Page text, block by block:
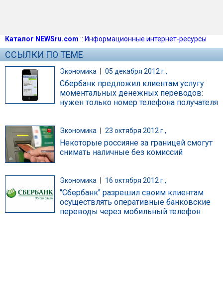
Каталог NEWSru.com :: Информационные интернет-ресурсы
ССЫЛКИ ПО ТЕМЕ
Экономика | 05 декабря 2012 г.,
Сбербанк предложил клиентам услугу
моментальных денежных переводов:
нужен только номер телефона получателя
Экономика 23 октября 2012 г.,
Некоторые россияне за границей смогут
снимать наличные без комиссий
Экономика 16 октября 2012 г.,
"Сбербанк" разрешил своим клиентам
осуществлять оперативные банковские
переводы через мобильный телефон